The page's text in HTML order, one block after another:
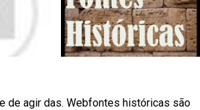
de agir das. Webfontes históricas são